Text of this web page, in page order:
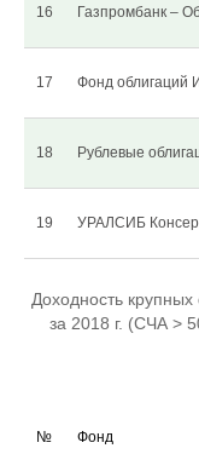
16 Газпромбанк –
17 Фонд облигаций
18 Рублевые
19 УРАЛСИБ
Доходность
за 2018 г. (СЧА >
№ Фонд